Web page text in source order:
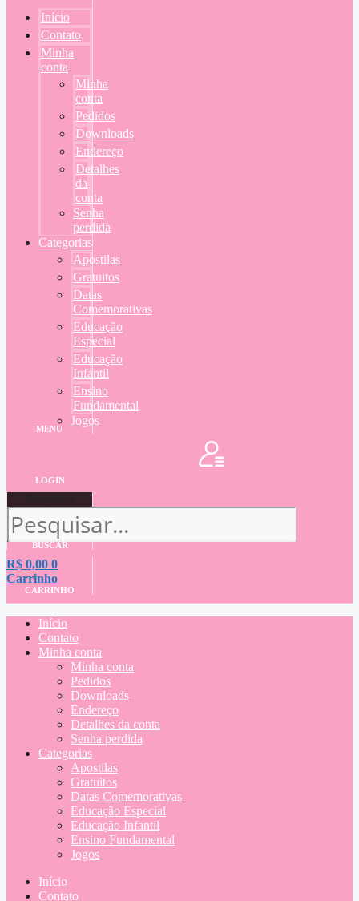
Início
Contato
Minha
conta
Minha
conta
Pedidos
Downloads
Endereço
Detalhes
da
conta
Senha
perdida
Categorias
Apostilas
Gratuitos
Datas
Comemorativas
Educação
Especial
Educação
Infantil
Ensino
Fundamental
Jogos
MENU
LOGIN
BUSCAR
R$ 0,00 0
Carrinho
CARRINHO
Início
Contato
Minha conta
Minha conta
Pedidos
Downloads
Endereço
Detalhes da conta
Senha perdida
Categorias
Apostilas
Gratuitos
Datas Comemorativas
Educação Especial
Educação Infantil
Ensino Fundamental
Jogos
Início
Contato